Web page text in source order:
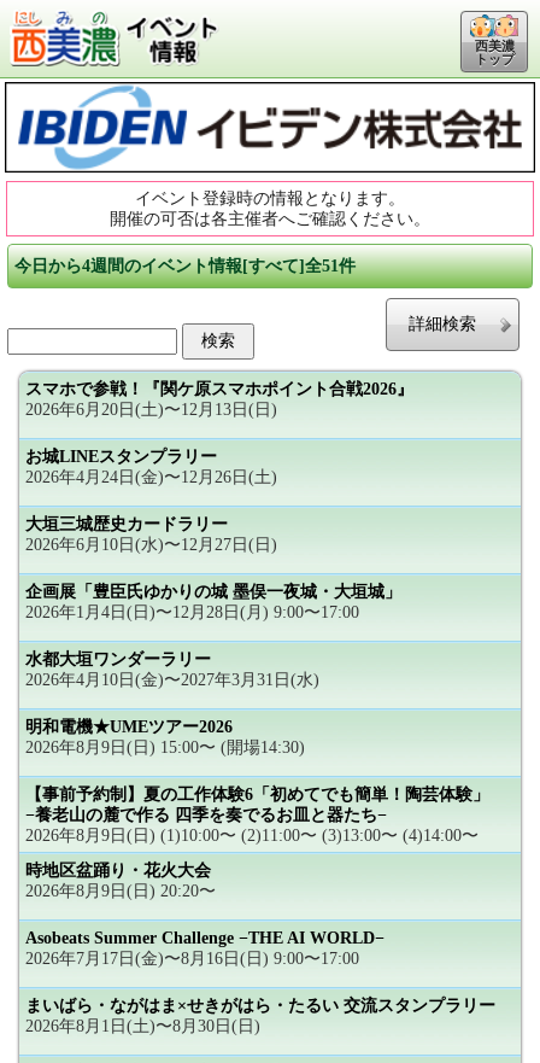
西美濃
トップ
イベント登録時の情報となります。
開催の可否は各主催者へご確認ください。
今日から4週間のイベント情報[すべて]全51件
詳細検索
スマホで参戦！『関ケ原スマホポイント合戦2026』
2026年6月20日(土)〜12月13日(日)
お城LINEスタンプラリー
2026年4月24日(金)〜12月26日(土)
大垣三城歴史カードラリー
2026年6月10日(水)〜12月27日(日)
企画展「豊臣氏ゆかりの城 墨俣一夜城・大垣城」
2026年1月4日(日)〜12月28日(月) 9:00〜17:00
水都大垣ワンダーラリー
2026年4月10日(金)〜2027年3月31日(水)
明和電機★UMEツアー2026
2026年8月9日(日) 15:00〜 (開場14:30)
【事前予約制】夏の工作体験6「初めてでも簡単！陶芸体験」
−養老山の麓で作る 四季を奏でるお皿と器たち−
2026年8月9日(日) (1)10:00〜 (2)11:00〜 (3)13:00〜 (4)14:00〜
時地区盆踊り・花火大会
2026年8月9日(日) 20:20〜
Asobeats Summer Challenge −THE AI WORLD−
2026年7月17日(金)〜8月16日(日) 9:00〜17:00
まいばら・ながはま×せきがはら・たるい 交流スタンプラリー
2026年8月1日(土)〜8月30日(日)